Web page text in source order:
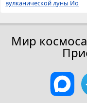
вулканической луны Ио
Мир